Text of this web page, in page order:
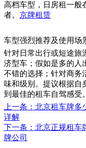
高档车型，日房租一般
者。 京牌租赁
车型强烈推荐及使用场
针对日常出行或短途旅
济型车；假如是多的人
不错的选择；针对商务
味和级别。提议根据自
到最佳的租车自驾感受。
上一条 ：北京租车牌
详解
下一条 ：北京正规租
牌公司